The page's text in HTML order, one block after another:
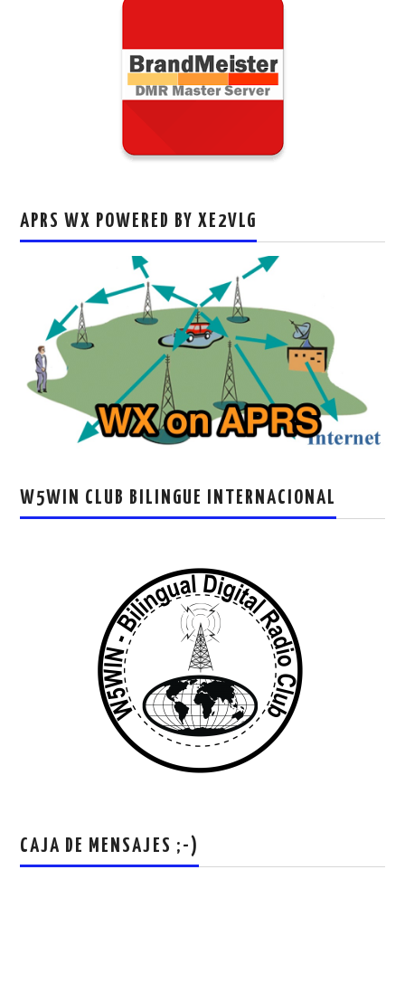
APRS WX POWERED BY XE2VLG
W5WIN CLUB BILINGUE INTERNACIONAL
CAJA DE MENSAJES ;-)